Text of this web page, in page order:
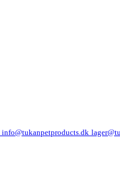
info@tukanpetproducts.dk